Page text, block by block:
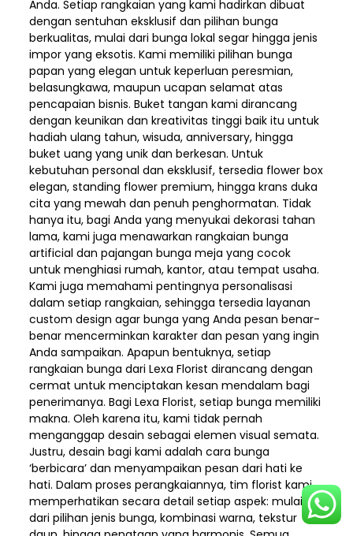
Anda. Setiap rangkaian yang kami hadirkan dibuat
dengan sentuhan eksklusif dan pilihan bunga
berkualitas, mulai dari bunga lokal segar hingga jenis
impor yang eksotis. Kami memiliki pilihan bunga
papan yang elegan untuk keperluan peresmian,
belasungkawa, maupun ucapan selamat atas
pencapaian bisnis. Buket tangan kami dirancang
dengan keunikan dan kreativitas tinggi baik itu untuk
hadiah ulang tahun, wisuda, anniversary, hingga
buket uang yang unik dan berkesan. Untuk
kebutuhan personal dan eksklusif, tersedia flower box
elegan, standing flower premium, hingga krans duka
cita yang mewah dan penuh penghormatan. Tidak
hanya itu, bagi Anda yang menyukai dekorasi tahan
lama, kami juga menawarkan rangkaian bunga
artificial dan pajangan bunga meja yang cocok
untuk menghiasi rumah, kantor, atau tempat usaha.
Kami juga memahami pentingnya personalisasi
dalam setiap rangkaian, sehingga tersedia layanan
custom design agar bunga yang Anda pesan benar-
benar mencerminkan karakter dan pesan yang ingin
Anda sampaikan. Apapun bentuknya, setiap
rangkaian bunga dari Lexa Florist dirancang dengan
cermat untuk menciptakan kesan mendalam bagi
penerimanya. Bagi Lexa Florist, setiap bunga memiliki
makna. Oleh karena itu, kami tidak pernah
menganggap desain sebagai elemen visual semata.
Justru, desain bagi kami adalah cara bunga
‘berbicara’ dan menyampaikan pesan dari hati ke
hati. Dalam proses perangkaiannya, tim florist kami
memperhatikan secara detail setiap aspek: mulai
dari pilihan jenis bunga, kombinasi warna, tekstur